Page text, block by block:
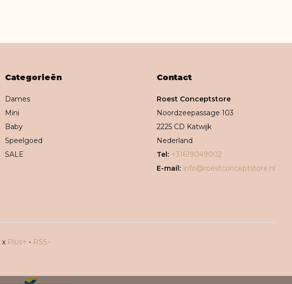
Categorieën
Dames
Mini
Baby
Speelgoed
SALE
Contact
Roest Conceptstore
Noordzeepassage 103
2225 CD Katwijk
Nederland
Tel: +31619049002
E-mail: info@roestconceptstore.nl
x Plus+ - RSS-